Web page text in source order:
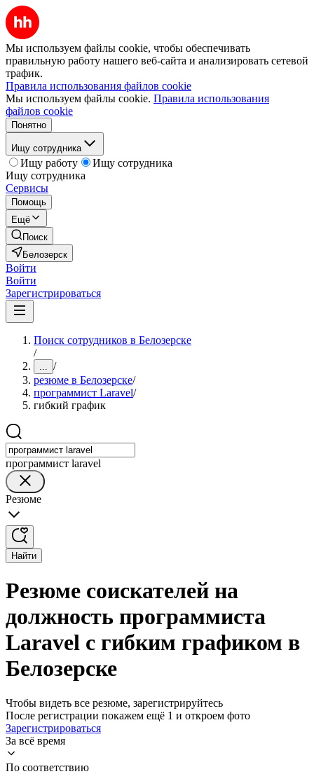
Мы используем файлы cookie, чтобы обеспечивать
правильную работу нашего веб-сайта и анализировать сетевой
трафик.
Правила использования файлов cookie
Мы используем файлы cookie. Правила использования
файлов cookie
Понятно
Ищу сотрудника
Ищу работу
Ищу сотрудника
Ищу сотрудника
Сервисы
Помощь
Ещё
Поиск
Белозерск
Войти
Войти
Зарегистрироваться
Поиск сотрудников в Белозерске
/
... /
резюме в Белозерске/
программист Laravel/
гибкий график
программист laravel
Резюме
Найти
Резюме соискателей на
должность программиста
Laravel с гибким графиком в
Белозерске
Чтобы видеть все резюме, зарегистрируйтесь
После регистрации покажем ещё 1 и откроем фото
Зарегистрироваться
За всё время
По соответствию